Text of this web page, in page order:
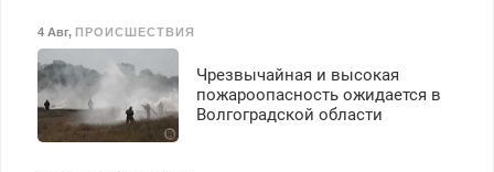
4 Авг, ПРОИСШЕСТВИЯ
Чрезвычайная и высокая
пожароопасность ожидается в
Волгоградской области